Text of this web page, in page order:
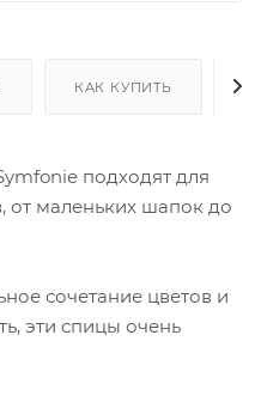
КАК КУПИТЬ
подходят для
от маленьких шапок до
сочетание цветов и
эти спицы очень